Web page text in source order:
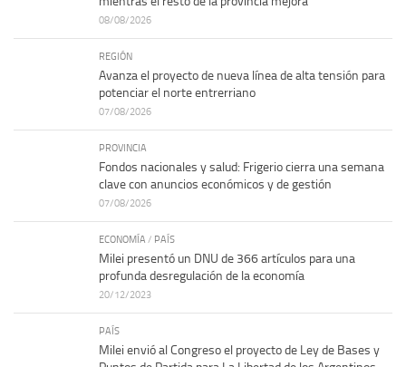
08/08/2026
REGIÓN
Avanza el proyecto de nueva línea de alta tensión para
potenciar el norte entrerriano
07/08/2026
PROVINCIA
Fondos nacionales y salud: Frigerio cierra una semana
clave con anuncios económicos y de gestión
07/08/2026
ECONOMÍA / PAÍS
Milei presentó un DNU de 366 artículos para una
profunda desregulación de la economía
20/12/2023
PAÍS
Milei envió al Congreso el proyecto de Ley de Bases y